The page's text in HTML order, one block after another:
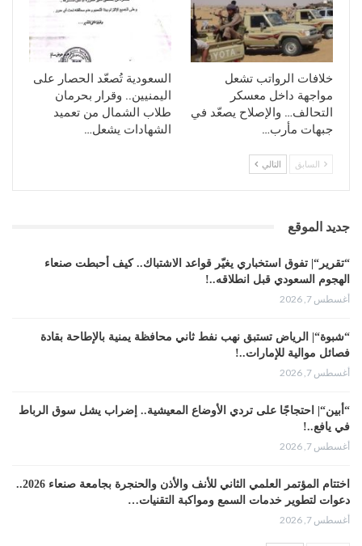
خلافات الرواتب تشعل
مواجهة داخل معسكر
التحالف… والإصلاح يصعّد في
جبهات مأرب…
السعودية تُصعّد الحصار على
اليمنيين.. وقرار بحرمان
طلاب الشمال من تعميد
الشهادات يشعل…
السابق التالي
جديد الموقع
“تقرير“| تفوق استخباري يغيّر قواعد الاشتباك.. كيف أحبطت صنعاء
الهجوم السعودي قبل انطلاقه..!
أغسطس 7, 2026
“شبوة“| الرياض تستبق نهب نفط ثاني محافظة يمنية بالإطاحة بقادة
فصائل موالية للإمارات..!
أغسطس 7, 2026
“أبين“| احتجاجًا على تردي الأوضاع المعيشية.. إضراب يشل سوق الرباط
في يافع..!
أغسطس 7, 2026
اختتام المؤتمر العلمي الثاني للأنف والأذن والحنجرة بجامعة صنعاء 2026..
دعوات لتطوير خدمات السمع ومواكبة التقنيات…
أغسطس 7, 2026